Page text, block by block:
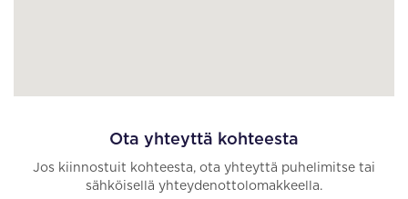
Ota yhteyttä kohteesta
Jos kiinnostuit kohteesta, ota yhteyttä puhelimitse tai
sähköisellä yhteydenottolomakkeella.